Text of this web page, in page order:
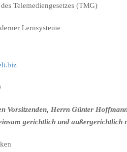
Telemediengesetzes (TMG)
Lernsysteme
Vorsitzenden, Herrn Günter
gerichtlich und außergerichtlich